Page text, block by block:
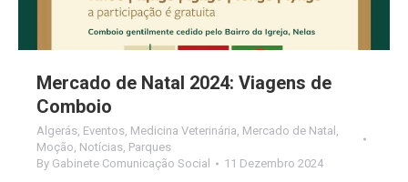
Mercado de Natal 2024: Viagens de
Comboio
Algerás, Eventos, Medicina Veterinária, Mercado de Natal ,
Moção, Notícias, Parques
By Gabinete Comunicação Social 11 Dezembro 2024